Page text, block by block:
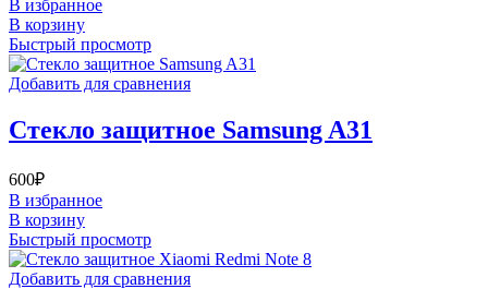
В избранное
В корзину
Быстрый просмотр
Добавить для сравнения
Стекло защитное Samsung A31
600₽
В избранное
В корзину
Быстрый просмотр
Добавить для сравнения